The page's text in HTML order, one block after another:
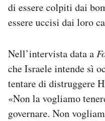
di essere colpiti dai
essere uccisi dai loro
Nell’intervista data a
che Israele intende sì
tentare di distruggere
«Non la vogliamo
governare. Non